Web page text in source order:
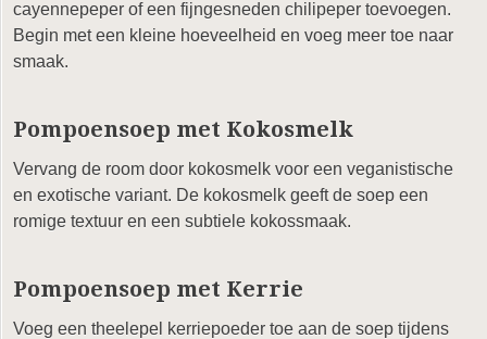
cayennepeper of een fijngesneden chilipeper toevoegen.
Begin met een kleine hoeveelheid en voeg meer toe naar
smaak.
Pompoensoep met Kokosmelk
Vervang de room door kokosmelk voor een veganistische
en exotische variant. De kokosmelk geeft de soep een
romige textuur en een subtiele kokossmaak.
Pompoensoep met Kerrie
Voeg een theelepel kerriepoeder toe aan de soep tijdens